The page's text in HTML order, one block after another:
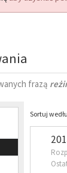
frazą
Sortuj